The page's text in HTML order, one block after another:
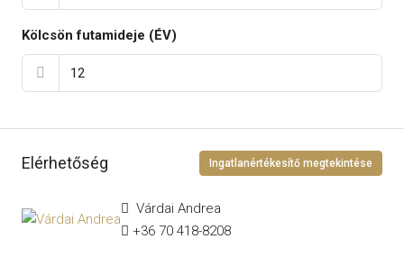
Kölcsön futamideje (ÉV)
Elérhetőség Ingatlanértékesítő megtekintése
Várdai Andrea
+36 70 418-8208